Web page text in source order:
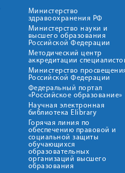
Министерство
здравоохранения РФ
Министерство науки и
высшего образования
Российской Федерации
Методический центр
аккредитации
Министерство
Российской Федерации
Федеральный портал
«Российское образование»
Научная электронная
библиотека Elibrary
Горячая линия по
обеспечению правовой и
социальной защиты
обучающихся
образовательных
организаций высшего
образования